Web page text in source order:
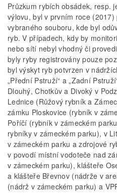
Průzkum rybích obsádek, resp.
výlovu, byl v prvním roce
vybraného souboru, kde byl
ryb. V případech, kdy by
nebo sítí nebyl vhodný či
byly ryby registrovány pouze
byl výskyt ryb potvrzen v
„Přední Pstruží“ a „Zadní
Dlouhý, Chotkův a Divoký v
Lednice (Růžový rybník a
zámku Ploskovice (rybník v
Poříčí (rybník v zámeckém
rybníky v zámeckém parku), v
v zámeckém parku a zdrojové
v povodí místní vodoteče nad
v zámeckém parku), klášteře
a klášteře Břevnov (nádrže v
(nádrž v zámeckém parku) a